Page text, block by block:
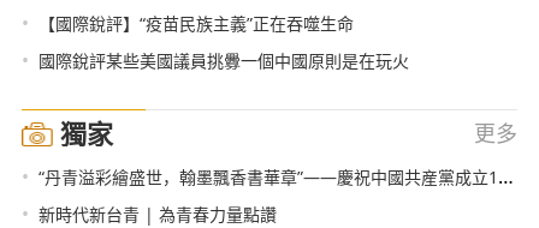
• 【國際銳評】“疫苗民族主義”正在吞噬生命
• 國際銳評某些美國議員挑釁一個中國原則是在玩火
獨家 更多
• “丹青溢彩繪盛世，翰墨飄香書華章”——慶祝中國共産黨成立100週年肖宗林書畫作品展在北京舉行
• 新時代新台青 | 為青春力量點讚